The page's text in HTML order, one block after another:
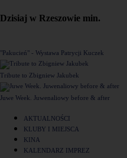
Dzisiaj w Rzeszowie min.
"Pakucień" - Wystawa Patrycji Kuczek
Tribute to Zbigniew Jakubek
Juwe Week. Juwenaliowy before & after
AKTUALNOŚCI
KLUBY I MIEJSCA
KINA
KALENDARZ IMPREZ